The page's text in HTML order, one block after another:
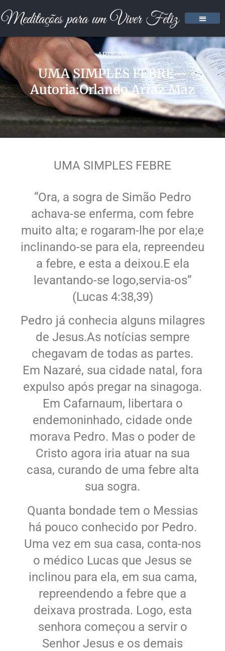
ARTIGOS
UMA SIMPLES FEBRE –
Autoria:Orlando Arraz Maz
UMA SIMPLES FEBRE
“Ora, a sogra de Simão Pedro
achava-se enferma, com febre
muito alta; e rogaram-lhe por ela;e
inclinando-se para ela, repreendeu
a febre, e esta a deixou.E ela
levantando-se logo,servia-os”
(Lucas 4:38,39)
Pedro já conhecia alguns milagres
de Jesus.As notícias sempre
chegavam de todas as partes.
Em Nazaré, sua cidade natal, fora
expulso após pregar na sinagoga.
Em Cafarnaum, libertara o
endemoninhado, cidade onde
morava Pedro. Mas o poder de
Cristo agora iria atuar na sua
casa, curando de uma febre alta
sua sogra.
Quanta bondade tem o Messias
há pouco conhecido por Pedro.
Uma vez em sua casa, conta-nos
o médico Lucas que Jesus se
inclinou para ela, em sua cama,
repreendendo a febre que a
deixava prostrada. Logo, esta
senhora começou a servir o
Senhor Jesus e os demais